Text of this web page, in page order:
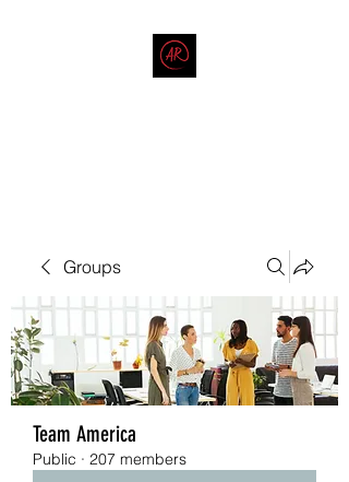
Groups
Team America
Public · 207 members